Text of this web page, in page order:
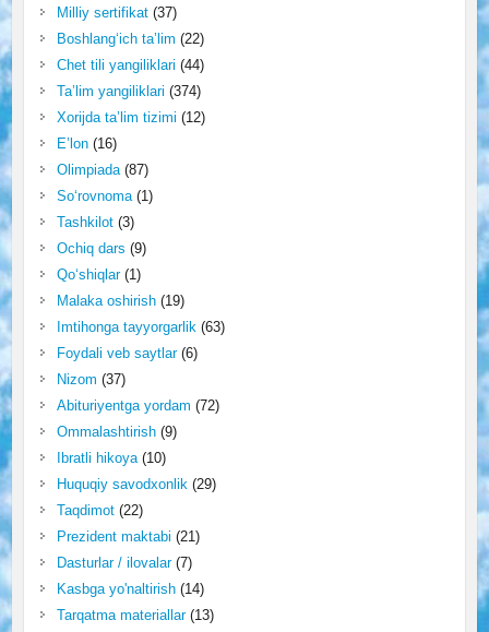
Milliy sertifikat(37)
Boshlang‘ich ta’lim (22)
Chet tili yangiliklari (44)
Ta’lim yangiliklari (374)
Xorijda ta’lim tizimi (12)
E’lon(16)
Olimpiada(87)
So‘rovnoma(1)
Tashkilot(3)
Ochiq dars (9)
Qo‘shiqlar(1)
Malaka oshirish(19)
Imtihonga tayyorgarlik(63)
Foydali veb saytlar(6)
Nizom (37)
Abituriyentga yordam (72)
Ommalashtirish(9)
Ibratli hikoya(10)
Huquqiy savodxonlik(29)
Taqdimot(22)
Prezident maktabi (21)
Dasturlar / ilovalar(7)
Kasbga yo'naltirish(14)
Tarqatma materiallar(13)